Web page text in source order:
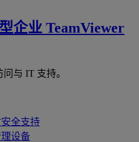
企业 TeamViewer
与 IT 支持。
全支持
设备